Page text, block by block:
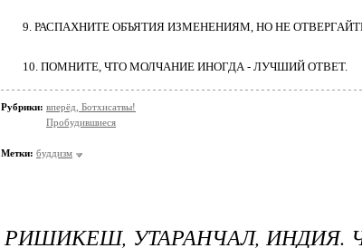
9. РАСПАХНИТЕ ОБЪЯТИЯ ИЗМЕНЕНИЯМ, НО НЕ
10. ПОМНИТЕ, ЧТО МОЛЧАНИЕ ИНОГДА - ЛУЧШИЙ ОТВЕТ.
Рубрики: вперёд, Ботхисатвы!
Пробудившиеся
Метки: буддизм
РИШИКЕШ, УТАРАНЧАЛ, ИНДИЯ.